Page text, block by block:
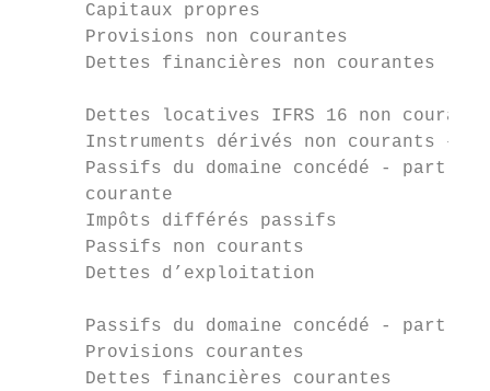
Capitaux propres
Provisions non courantes
Dettes financières non courantes
Dettes locatives IFRS 16 non
Instruments dérivés non courants –
Passifs du domaine concédé - part
      courante
Impôts différés passifs
Passifs non courants
Dettes d’exploitation
Passifs du domaine concédé - part
Provisions courantes
Dettes financières courantes